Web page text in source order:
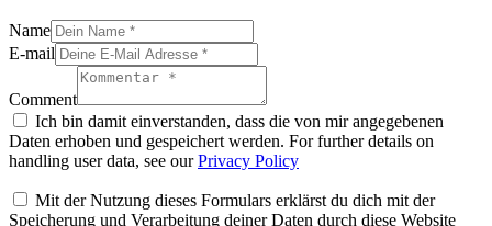
Name
E-mail
Comment
Ich bin damit einverstanden, dass die von mir angegebenen
Daten erhoben und gespeichert werden. For further details on
handling user data, see ourPrivacy Policy
Mit der Nutzung dieses Formulars erklärst du dich mit der
Speicherung und Verarbeitung deiner Daten durch diese Website